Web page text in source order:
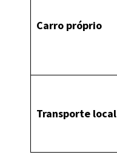
Carro próprio
Transporte local